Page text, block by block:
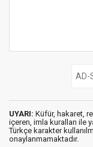
UYARI: Küfür, hakaret,
içeren, imla kuralları ile
Türkçe karakter
onaylanmamaktadır.